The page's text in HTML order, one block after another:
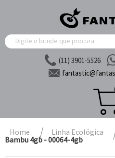
(11) 3901-5526
fantastic@
Home Linha Ecológica
Bambu 4gb - 00064-4gb